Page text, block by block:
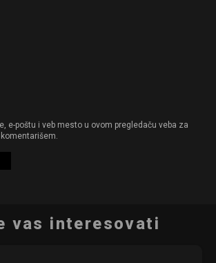
e-poštu i veb mesto u ovom pregledaču veba za
vas interesovati